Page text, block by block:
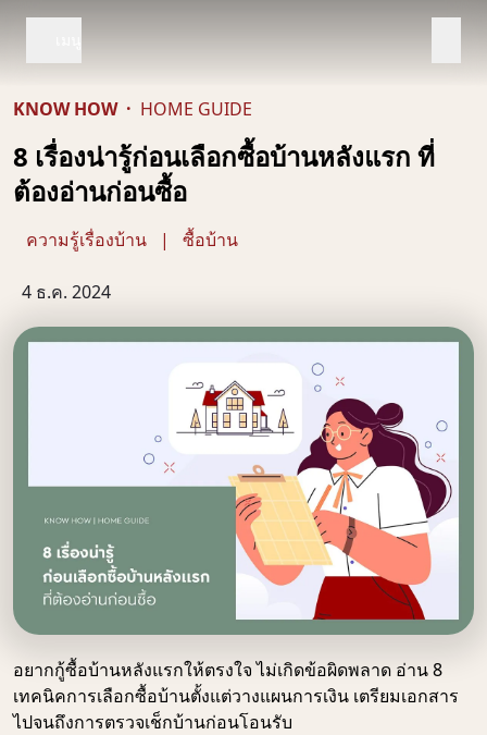
KNOW HOW · HOME GUIDE
8 เรื่องน่ารู้ก่อนเลือกซื้อบ้านหลังแรก ที่
ต้องอ่านก่อนซื้อ
ความรู้เรื่องบ้าน | ซื้อบ้าน
4 ธ.ค. 2024
อยากกู้ซื้อบ้านหลังแรกให้ตรงใจ ไม่เกิดข้อผิดพลาด อ่าน 8
เทคนิคการเลือกซื้อบ้านตั้งแต่วางแผนการเงิน เตรียมเอกสาร
ไปจนถึงการตรวจเช็กบ้านก่อนโอนรับ